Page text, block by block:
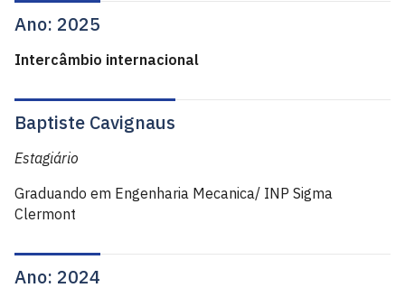
Ano: 2025
Intercâmbio internacional
Baptiste Cavignaus
Estagiário
Graduando em Engenharia Mecanica/ INP Sigma
Clermont
Ano: 2024